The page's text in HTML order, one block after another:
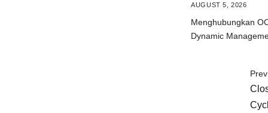
AUGUST 5, 2026
Menghubungkan
Dynamic